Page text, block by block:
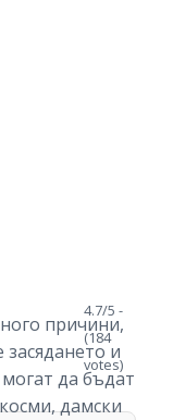
причини,
и
да бъдат
дамски
4.7/5 -
(184
votes)